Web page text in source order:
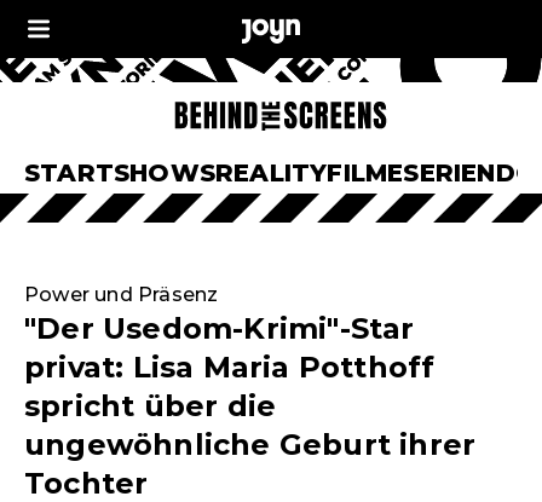
STARTSHOWSREALITYFILMESERIEN
Power und Präsenz
"Der Usedom-Krimi"-Star
privat: Lisa Maria Potthoff
spricht über die
ungewöhnliche Geburt ihrer
Tochter